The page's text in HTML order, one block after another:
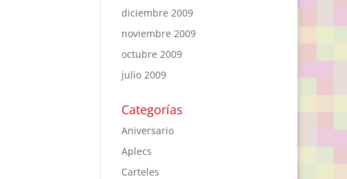
diciembre 2009
noviembre 2009
octubre 2009
julio 2009
Categorías
Aniversario
Aplecs
Carteles